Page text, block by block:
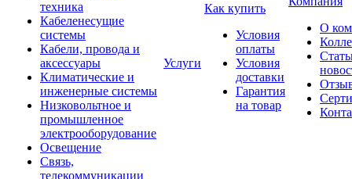
техника
Кабеленесущие
системы
Кабели, провода и
аксессуары
Климатические и
инженерные системы
Низковольтное и
промышленное
электрооборудование
Освещение
Связь,
телекоммуникации
Услуги
Как купить
Условия
оплаты
Условия
доставки
Гарантия
на товар
О